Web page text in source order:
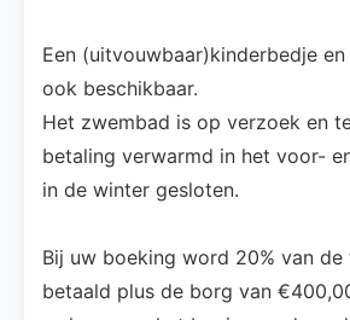
Een (uitvouwbaar)kinderbedje
ook beschikbaar.
Het zwembad is op verzoek en
betaling verwarmd in het voor-
in de winter gesloten.
Bij uw boeking word 20% van
betaald plus de borg van